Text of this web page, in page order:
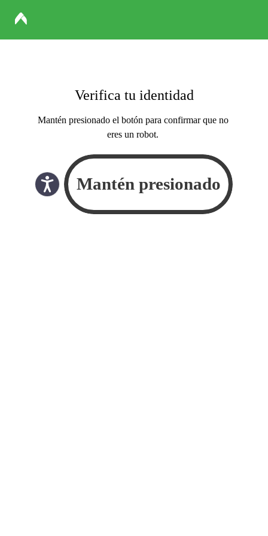
Verifica tu identidad
Mantén presionado el botón para confirmar que no
eres un robot.